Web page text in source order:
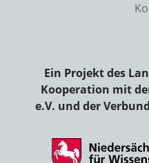
Ein Projekt des
Kooperation mit
e.V. und der